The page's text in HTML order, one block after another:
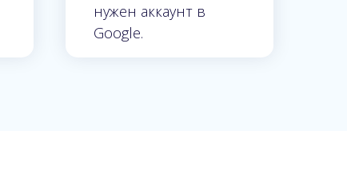
нужен аккаунт в
Google.